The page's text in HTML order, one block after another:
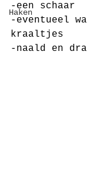
Haken
-een schaar
-eventueel
kraaltjes
-naald en